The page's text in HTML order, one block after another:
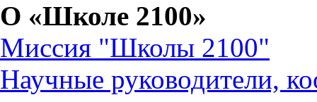
О «Школе 2100»
Миссия "Школы 2100"
Научные руководители,